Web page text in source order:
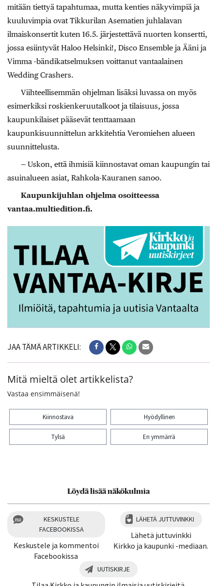
mitään tiettyä tapahtumaa, mutta kenties näkyvimpiä ja
kuuluvimpia ovat Tikkurilan Asematien juhlalavan
ilmaiskonsertit kuten 16.5. järjestettävä nuorten konsertti,
jossa esiintyvät Haloo Helsinki!, Disco Ensemble ja Ääni ja
Vimma -bändikatselmuksen voittanut vantaalainen
Wedding Crashers.
Viihteellisemmän ohjelman lisäksi luvassa on myös
esimerkiksi roskienkeruutalkoot ja tilaisuus, jossa
kaupunkilaiset pääsevät tenttaamaan
kaupunkisuunnittelun arkkitehtia Veromiehen alueen
suunnittelusta.
— Uskon, että ihmisiä kiinnostavat oman kaupungin tai
asuinalueen asiat, Rahkola-Kauranen sanoo.
Kaupunkijuhlan ohjelma osoitteessa
vantaa.multiedition.fi.
JAA TÄMÄ ARTIKKELI:
Mitä mieltä olet artikkelista?
Vastaa ensimmäisenä!
Kiinnostava Hyödyllinen
Tylsä En ymmärrä
Löydä lisää näkökulmia
KESKUSTELE
FACEBOOKISSA
Keskustele ja kommentoi
Facebookissa
LÄHETÄ JUTTUVINKKI
Lähetä juttuvinkki
Kirkko ja kaupunki -mediaan.
UUTISKIRJE